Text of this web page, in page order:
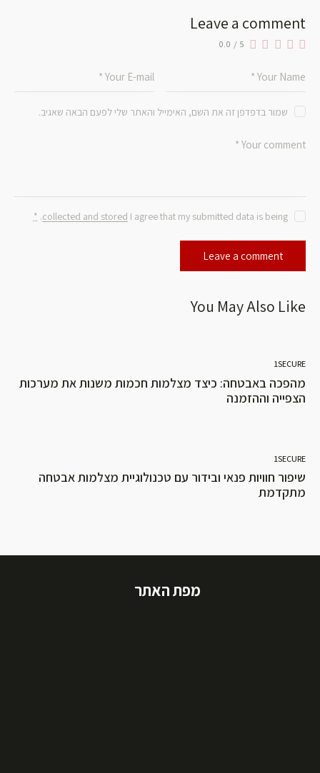
Leave a comment
0.0 / 5
שמור בדפדפן זה את השם, האימייל והאתר שלי לפעם הבאה שאגיב.
I agree that my submitted data is being
collected and stored
.
*
You May Also Like
1SECURE
מהפכה באבטחה: כיצד מצלמות חכמות משנות את מערכות
הצפייה וההזמנה
1SECURE
שיפור חוויות פנאי ובידור עם טכנולוגיית מצלמות אבטחה
מתקדמת
מפת האתר